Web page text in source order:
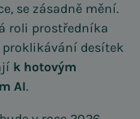
se zásadně mění.
roli prostředníka
desítek
k hotovým
AI.